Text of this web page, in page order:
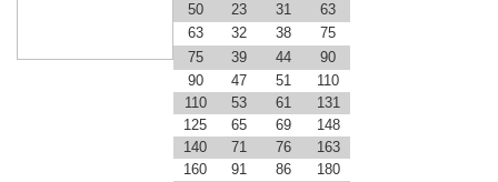
50
23 31
63
63
32 38
75
75
39 44
90
90
47 51
110
110
53 61
131
125
65 69
148
140
71 76
163
160
91 86
180